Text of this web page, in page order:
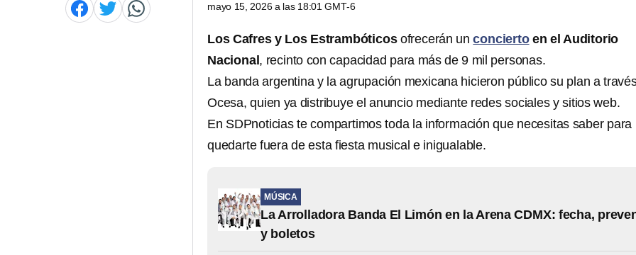
mayo 15, 2026 a las 18:01 GMT-6
Los Cafres y Los Estrambóticosofrecerán unconciertoen el Auditorio
Nacional , recinto con capacidad para más de 9 mil personas.
La banda argentina y la agrupación mexicana hicieron público su plan a
Ocesa, quien ya distribuye el anuncio mediante redes sociales y sitios web.
En SDPnoticias te compartimos toda la información que necesitas saber para
quedarte fuera de esta fiesta musical e inigualable.
MÚSICA
La Arrolladora Banda El Limón en la Arena CDMX: fecha,
y boletos